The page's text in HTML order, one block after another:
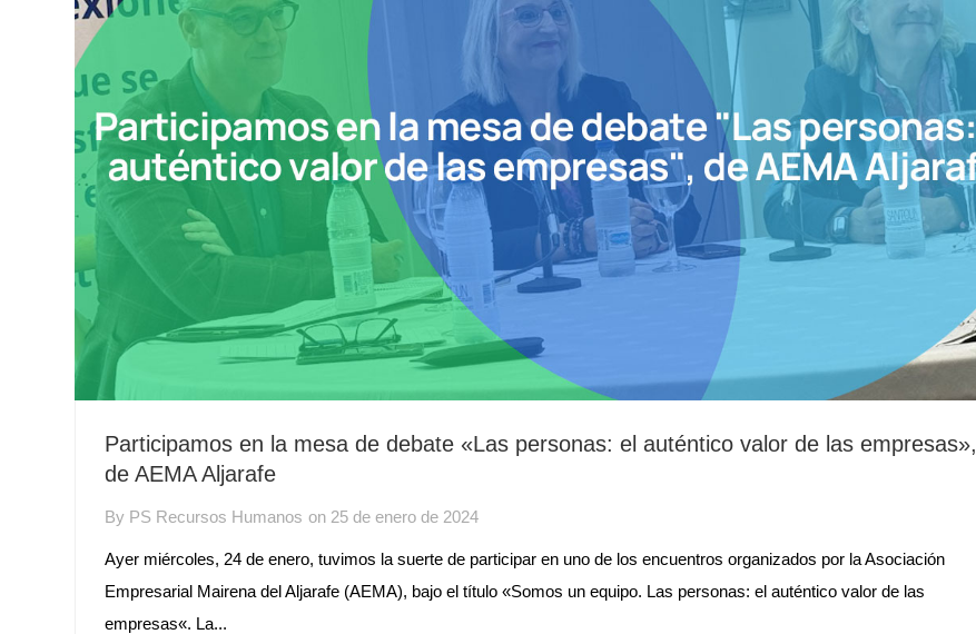
Participamos en la mesa de debate «Las personas: el auténtico valor de las empresas»,
de AEMA Aljarafe
By PS Recursos Humanos on 25 de enero de 2024
Ayer miércoles, 24 de enero, tuvimos la suerte de participar en uno de los encuentros organizados por la Asociación
Empresarial Mairena del Aljarafe (AEMA), bajo el título «Somos un equipo. Las personas: el auténtico valor de las
empresas«. La...